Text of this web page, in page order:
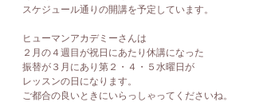
スケジュール通りの開講を予定しています。
ヒューマンアカデミーさんは
２月の４週目が祝日にあたり休講になった
振替が３月にあり第２・４・５水曜日が
レッスンの日になります。
ご都合の良いときにいらっしゃってくださいね。